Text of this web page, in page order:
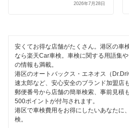
墨田区
世田谷区
台東区
中央区
ハイブリッド車OK
EV車OK
120分以内の車検
1日車検
出光興産「らくらく安心車検」
トヨタディーラー
日産自動車販売
2026年7月28日
安くてお得な店舗がたくさん。港区の車
なら楽天Car車検。車検に関する用語集
の情報も満載。
港区のオートバックス・エネオス（
速太郎など、安心安全のブランド加盟店
郵便番号から店舗の簡単検索、事前見積
500ポイントが付与されます。
港区で車検費用をお得にしたいあなたに
検。